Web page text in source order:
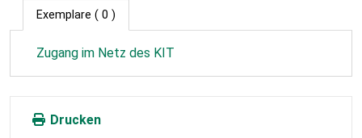
Exemplare ( 0 )
Zugang im Netz des KIT
Drucken